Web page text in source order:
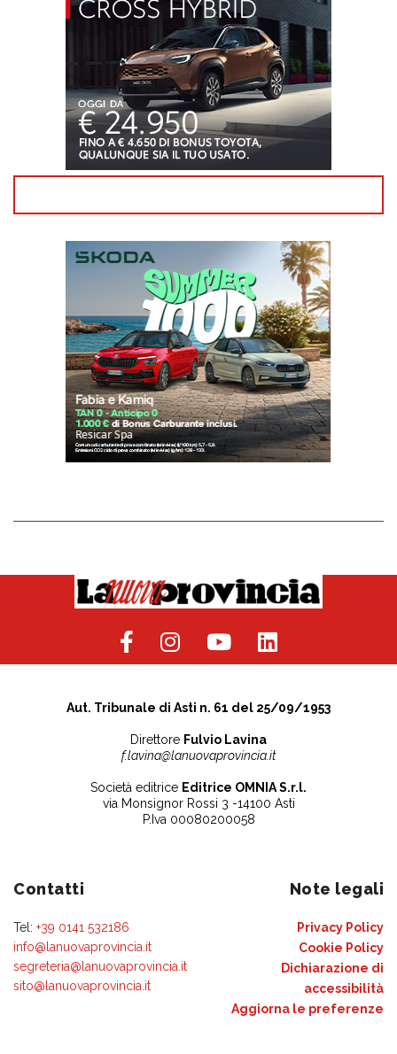
Aut. Tribunale di Asti n. 61 del 25/09/1953
Direttore Fulvio Lavina
f.lavina@lanuovaprovincia.it
Società editrice Editrice OMNIA S.r.l.
via Monsignor Rossi 3 -14100 Asti
P.Iva 00080200058
Contatti
Tel: +39 0141 532186
info@lanuovaprovincia.it
segreteria@lanuovaprovincia.it
sito@lanuovaprovincia.it
Note legali
Privacy Policy
Cookie Policy
Dichiarazione di
accessibilità
Aggiorna le preferenze